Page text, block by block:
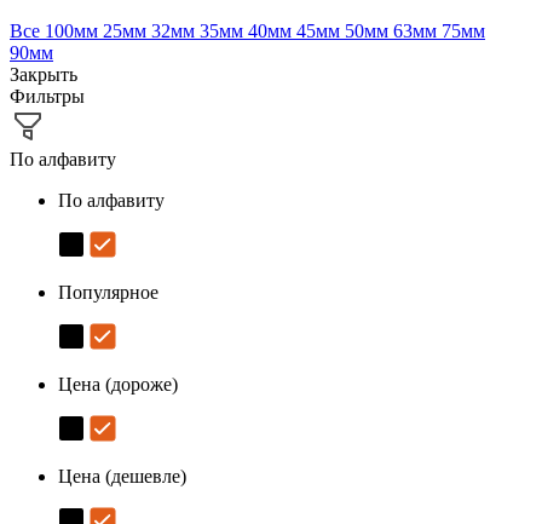
Все 100мм 25мм 32мм 35мм 40мм 45мм 50мм 63мм 75мм
90мм
Закрыть
Фильтры
По алфавиту
По алфавиту
Популярное
Цена (дороже)
Цена (дешевле)